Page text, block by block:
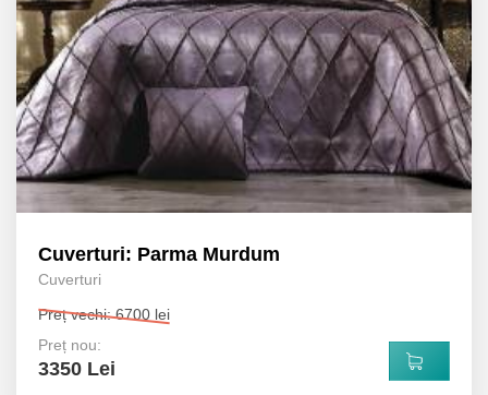
Cuverturi: Parma Murdum
Cuverturi
Preț vechi: 6700 lei
Preț nou:
3350 Lei